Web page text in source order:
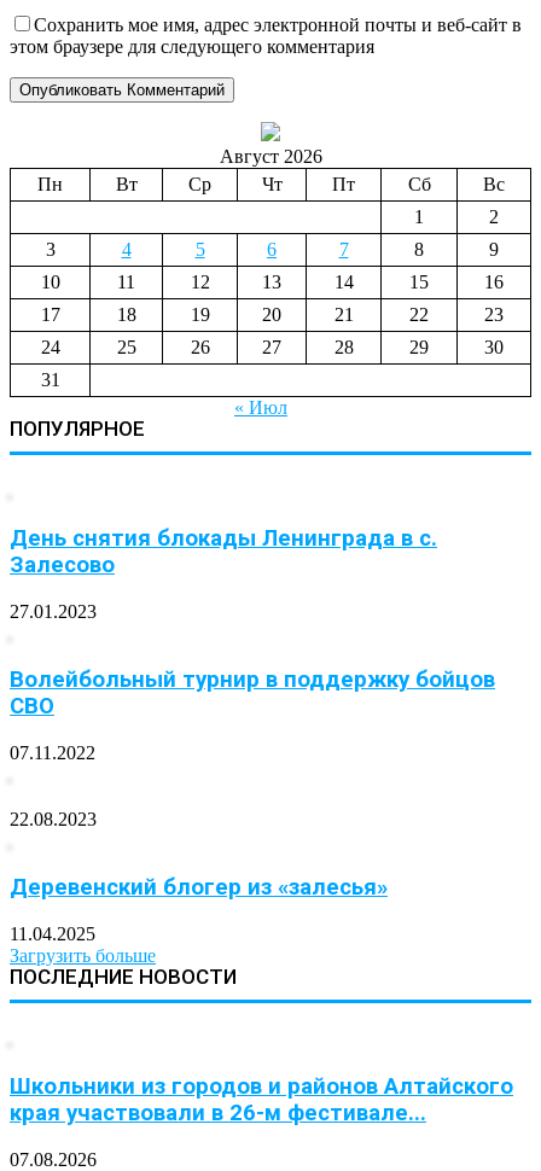
Сохранить мое имя, адрес электронной почты и веб-сайт в
этом браузере для следующего комментария
Август 2026
Пн
Вт Ср Чт Пт Сб
Вс
1
2
3
4 5 6 7 8
9
10
11 12 13 14 15
16
17
18 19 20 21 22
23
24
25 26 27 28 29
30
31
« Июл
ПОПУЛЯРНОЕ
День снятия блокады Ленинграда в с.
Залесово
27.01.2023
Волейбольный турнир в поддержку бойцов
СВО
07.11.2022
22.08.2023
Деревенский блогер из «залесья»
11.04.2025
Загрузить больше
ПОСЛЕДНИЕ НОВОСТИ
Школьники из городов и районов Алтайского
края участвовали в 26-м фестивале...
07.08.2026